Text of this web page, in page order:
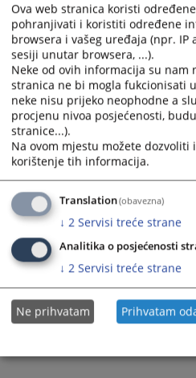
mark
key
to
get
the
keyboard
shortcuts
for
changing
dates.
mark
key
to
get
the
for
dates.
Ova web stranica koristi
pohranjivati i koristiti određene
browsera i vašeg uređaja (npr. IP
sesiji unutar browsera, ...).
Neke od ovih informacija su nam
stranica ne bi mogla fukcionisati
neke nisu prijeko neophodne a
procjenu nivoa posjećenosti,
stranice...).
Na ovom mjestu možete
korištenje tih informacija.
Translation(obavezna)
↓ 2 Servisi treće strane
Analitika o posjećenosti
↓ 2 Servisi treće strane
Ne prihvatam Prihvatam